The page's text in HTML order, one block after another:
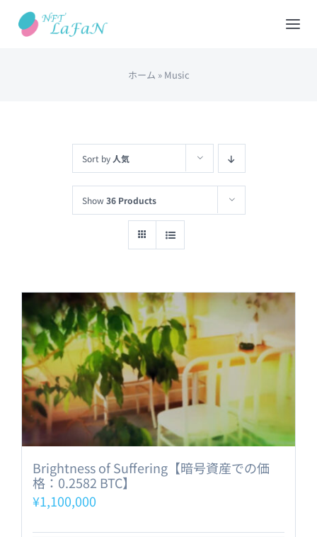
Skip
HOME
NFTショップ
REDEEM(現物と交換)
カート
ホーム » Music
Sort by 人気
Show 36 Products
Brightness of Suffering【暗号資産での価
格：0.2582 BTC】
¥1,100,000